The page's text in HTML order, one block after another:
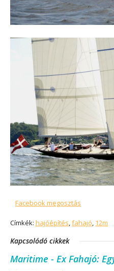
Facebook megosztás
Címkék: hajóépítés,fahajó, 12m
Kapcsolódó cikkek
Maritime - Ex Fahajó: